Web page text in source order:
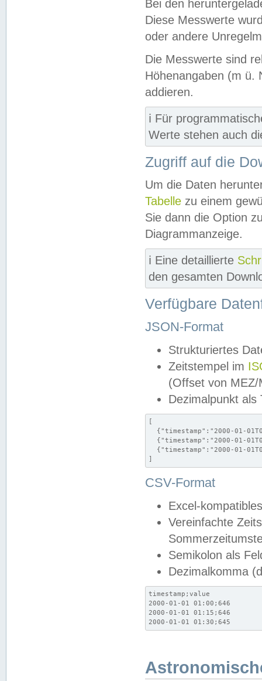
Bei den
Diese Messwerte
oder andere
Die Messwerte sind
Höhenangaben (m ü.
addieren.
ℹ️ Für
Werte stehen auch
Zugriff auf die
Um die Daten
Tabelle zu einem
Sie dann die Option
Diagrammanzeige.
ℹ️ Eine detaillierte
den gesamten
Verfügbare
JSON-Format
Strukturiertes
Zeitstempel im
(Offset von MEZ/
Dezimalpunkt als
[
{"timestamp":"2000-01-
{"timestamp":"2000-01-
{"timestamp":"2000-01-
]
CSV-Format
Excel-
Vereinfachte
Semikolon als
Dezimalkomma
timestamp;value
2000-01-01 01:00;646
2000-01-01 01:15;646
2000-01-01 01:30;645